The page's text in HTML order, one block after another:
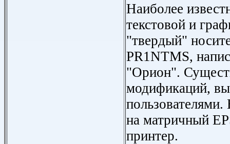
Наиболее
текстовой и
"твердый"
PR1NTMS,
"Орион".
модификаций,
на матричный
принтер.